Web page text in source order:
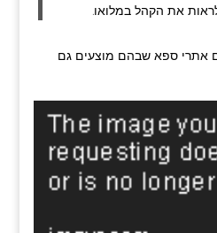
את הקהל במלואו.
אתרי ספא שבהם מוצעים גם